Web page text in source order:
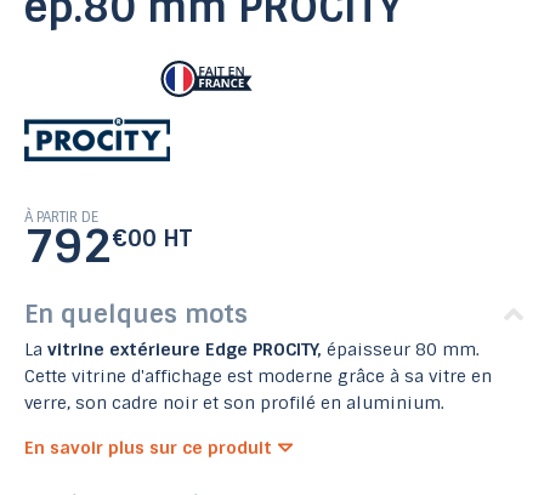
À PARTIR DE
792€00 HT
En quelques mots
La vitrine extérieure Edge PROCITY, épaisseur 80 mm.
Cette vitrine d'affichage est moderne grâce à sa vitre en
verre, son cadre noir et son profilé en aluminium.
En savoir plus sur ce produit